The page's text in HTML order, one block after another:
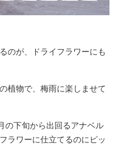
のが、ドライフラワーにも
植物で、梅雨に楽しませて
の下旬から出回るアナベル
ラワーに仕立てるのにピッ